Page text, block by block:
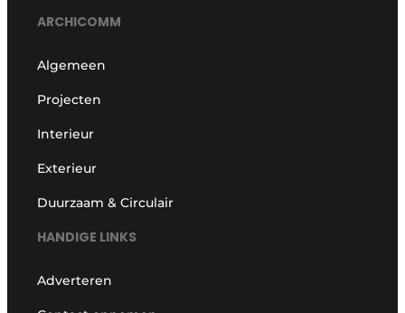
ARCHICOMM
Algemeen
Projecten
Interieur
Exterieur
Duurzaam & Circulair
HANDIGE LINKS
Adverteren